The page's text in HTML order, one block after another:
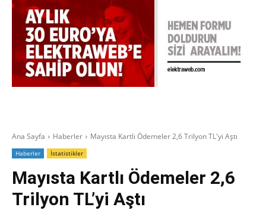
Ana Sayfa Haberler Mayısta Kartlı Ödemeler 2,6 Trilyon TL'yi Aştı
Haberler İstatistikler
Mayısta Kartlı Ödemeler 2,6
Trilyon TL’yi Aştı